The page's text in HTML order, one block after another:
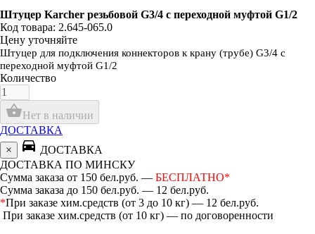
Штуцер Karcher резьбовой G3/4 с переходной муфтой G1/2
Код товара: 2.645-065.0
Цену уточняйте
Штуцер для подключения коннекторов к крану (трубе) G3/4 с
переходной муфтой G1/2
Количество
shopping_basketНет в наличии
ДОСТАВКА
×
directions_car ДОСТАВКА
ДОСТАВКА ПО МИНСКУ
Сумма заказа от 150 бел.руб. — БЕСПЛАТНО*
Сумма заказа до 150 бел.руб. — 12 бел.руб.
*При заказе хим.средств (от 3 до 10 кг) — 12 бел.руб.
При заказе хим.средств (от 10 кг) — по договоренности